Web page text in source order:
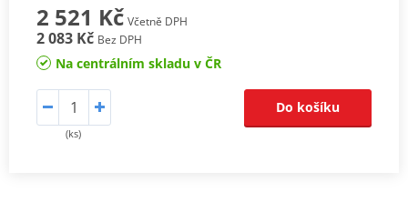
2 521 Kč Včetně DPH
2 083 Kč Bez DPH
Na centrálním skladu v ČR
(ks)
Do košíku